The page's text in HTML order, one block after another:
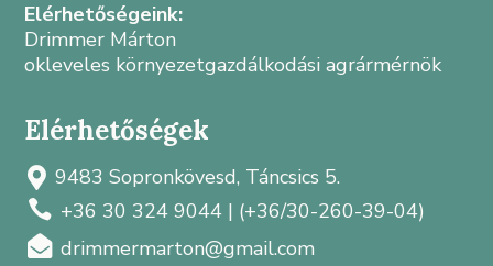
Elérhetőségeink:
Drimmer Márton
okleveles környezetgazdálkodási agrármérnök
Elérhetőségek
 9483 Sopronkövesd, Táncsics 5.
 +36 30 324 9044 | (+36/30-260-39-04)
 drimmermarton@gmail.com